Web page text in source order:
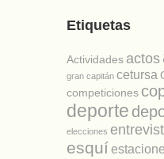
Etiquetas
Actividades actos
gran capitán cetursa
competiciones
deporte
elecciones
esquí